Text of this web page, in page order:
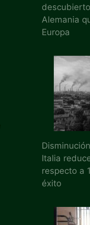
Alemania
Europa
Italia
respecto a
éxito